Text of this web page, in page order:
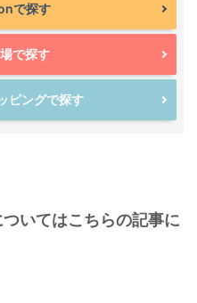
で探す
で探す
ピングで探す
いてはこちらの記事に